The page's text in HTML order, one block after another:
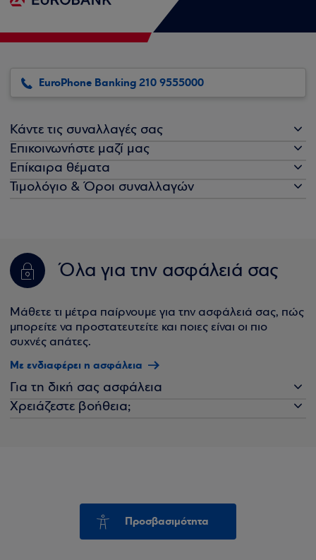
EuroPhone Banking 210 9555000
Κάντε τις συναλλαγές σας
Επικοινωνήστε μαζί μας
Επίκαιρα θέματα
Τιμολόγιο & Όροι συναλλαγών
Όλα για την ασφάλειά σας
Μάθετε τι μέτρα παίρνουμε για την ασφάλειά σας, πώς
μπορείτε να προστατευτείτε και ποιες είναι οι πιο
συχνές απάτες.
Με ενδιαφέρει η ασφάλεια
Για τη δική σας ασφάλεια
Χρειάζεστε βοήθεια;
Προσβασιμότητα